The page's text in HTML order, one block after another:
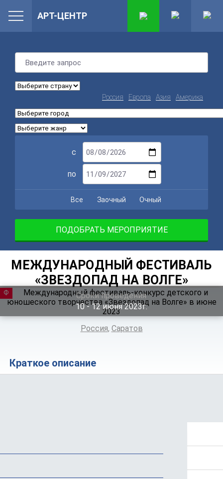
Россия Европа Азия Америка
с
по
Все Заочный Очный
ПОДОБРАТЬ МЕРОПРИЯТИЕ
МЕЖДУНАРОДНЫЙ ФЕСТИВАЛЬ
«ЗВЕЗДОПАД НА ВОЛГЕ»
Сроки проведения
10 ‐ 12июня 2023г.
ФЕСТИВАЛЬ
Россия, Саратов
Краткое описание
АРТ-ЦЕНТР